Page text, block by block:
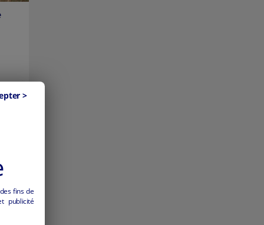
fins de
publicité
>